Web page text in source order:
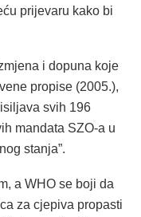
prijevaru kako bi
i dopuna koje
propise (2005.),
svih 196
mandata SZO-a u
stanja”.
a WHO se boji da
za cjepiva propasti